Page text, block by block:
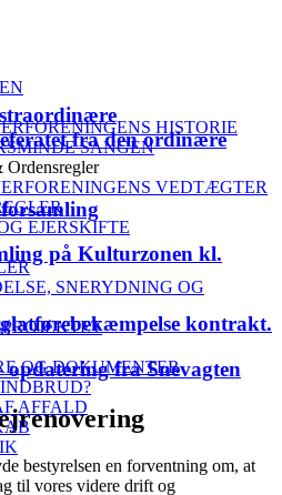
HISTORIE
SANGEN
VEDTÆGTER
EJERSKIFTE
SNERYDNING OG
OG DOKUMENTER
AFFALD
fra den ordinære
på Kulturzonen kl.
kontrakt.
opdatering fra Snevagten
bestyrelsen en forventning om, at
til vores videre drift og